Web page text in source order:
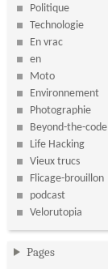
Politique
Technologie
En vrac
en
Moto
Environnement
Photographie
Beyond-the-code
Life Hacking
Vieux trucs
Flicage-brouillon
podcast
Velorutopia
Pages